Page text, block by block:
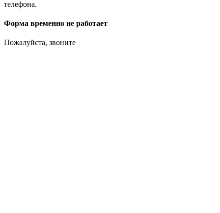
телефона.
Форма временно не работает
Пожалуйста, звоните